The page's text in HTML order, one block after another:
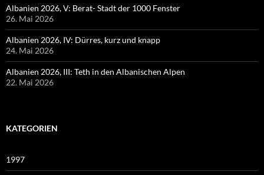
Albanien 2026, V: Berat- Stadt der 1000 Fenster
26. Mai 2026
Albanien 2026, IV: Dürres, kurz und knapp
24. Mai 2026
Albanien 2026, III: Teth in den Albanischen Alpen
22. Mai 2026
KATEGORIEN
1997